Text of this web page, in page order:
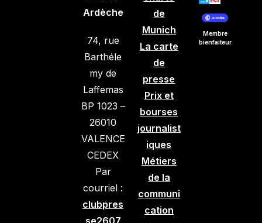
Ardèche
74, rue
Barthéle
my de
Laffemas
BP 1023 –
26010
VALENCE
CEDEX
Par
courriel :
clubpres
se2607
de
Munich
La carte
de
presse
Prix et
bourses
journalist
iques
Métiers
de la
communi
cation
Membre
bienfaiteur